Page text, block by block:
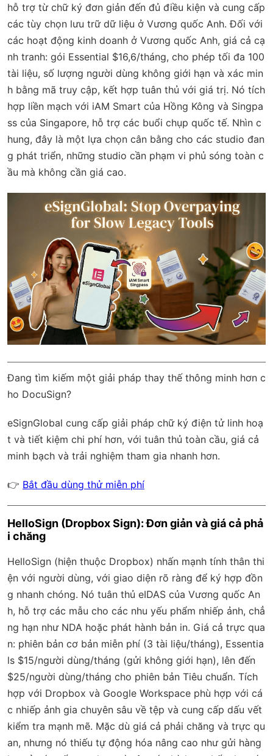
hỗ trợ từ chữ ký đơn giản đến đủ điều kiện và cung cấp
các tùy chọn lưu trữ dữ liệu ở Vương quốc Anh. Đối với
các hoạt động kinh doanh ở Vương quốc Anh, giá cả cạ
nh tranh: gói Essential $16,6/tháng, cho phép tối đa 100
tài liệu, số lượng người dùng không giới hạn và xác min
h bằng mã truy cập, kết hợp tuân thủ với giá trị. Nó tích
hợp liền mạch với iAM Smart của Hồng Kông và Singpa
ss của Singapore, hỗ trợ các buổi chụp quốc tế. Nhìn c
hung, đây là một lựa chọn cân bằng cho các studio đan
g phát triển, những studio cần phạm vi phủ sóng toàn c
ầu mà không cần giá cao.
Đang tìm kiếm một giải pháp thay thế thông minh hơn c
ho DocuSign?
eSignGlobal cung cấp giải pháp chữ ký điện tử linh hoạ
t và tiết kiệm chi phí hơn, với tuân thủ toàn cầu, giá cả
minh bạch và trải nghiệm tham gia nhanh hơn.
👉 Bắt đầu dùng thử miễn phí
HelloSign (Dropbox Sign): Đơn giản và giá cả phả
i chăng
HelloSign (hiện thuộc Dropbox) nhấn mạnh tính thân thi
ện với người dùng, với giao diện rõ ràng để ký hợp đồn
g nhanh chóng. Nó tuân thủ eIDAS của Vương quốc An
h, hỗ trợ các mẫu cho các nhu yếu phẩm nhiếp ảnh, chẳ
ng hạn như NDA hoặc phát hành bản in. Giá cả trực qua
n: phiên bản cơ bản miễn phí (3 tài liệu/tháng), Essentia
ls $15/người dùng/tháng (gửi không giới hạn), lên đến
$25/người dùng/tháng cho phiên bản Tiêu chuẩn. Tích
hợp với Dropbox và Google Workspace phù hợp với cá
c nhiếp ảnh gia chuyên sâu về tệp và cung cấp dấu vết
kiểm tra mạnh mẽ. Mặc dù giá cả phải chăng và trực qu
an, nhưng nó thiếu tự động hóa nâng cao như gửi hàng